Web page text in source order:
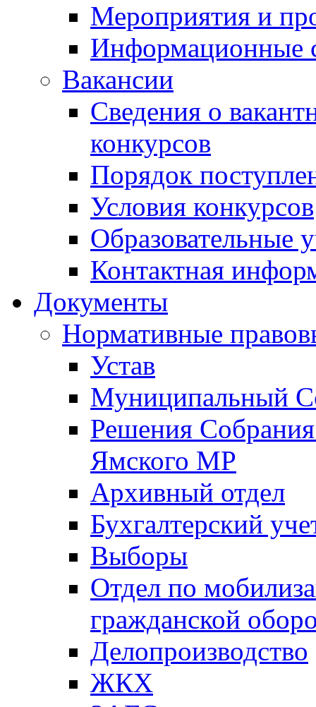
Мероприятия и
Информационные
Вакансии
Сведения о
конкурсов
Порядок
Условия конкурсов
Образовательные
Контактная
Документы
Нормативные
Устав
Муниципальный
Решения
Ямского МР
Архивный отдел
Бухгалтерский
Выборы
Отдел по
гражданской
Делопроизводство
ЖКХ